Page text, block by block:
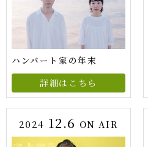
ハンバート家の年末
詳細はこちら
2024 12.6 ON AIR